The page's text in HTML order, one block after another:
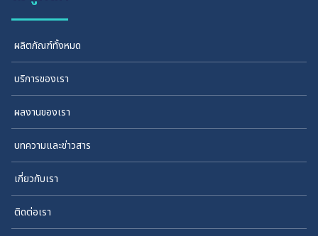
ผลิตภัณฑ์ทั้งหมด
บริการของเรา
ผลงานของเรา
บทความและข่าวสาร
เกี่ยวกับเรา
ติดต่อเรา